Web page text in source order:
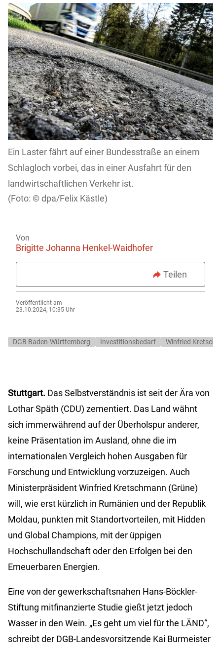
Ein Laster fährt auf einer Bundesstraße an einem
Schlagloch vorbei, das in einer Ausfahrt für den
landwirtschaftlichen Verkehr ist.
dpa/Felix Kästle)
Von
Brigitte Johanna Henkel-Waidhofer
Teilen
Veröffentlicht am
23.10.2024, 10:35 Uhr
DGB Baden-Württemberg Investitionsbedarf Winfried
Stuttgart. Das Selbstverständnis ist seit der Ära von
Lothar Späth (CDU) zementiert. Das Land wähnt
sich immerwährend auf der Überholspur anderer,
keine Präsentation im Ausland, ohne die im
internationalen Vergleich hohen Ausgaben für
Forschung und Entwicklung vorzuzeigen. Auch
Ministerpräsident Winfried Kretschmann (Grüne)
will, wie erst kürzlich in Rumänien und der Republik
Moldau, punkten mit Standortvorteilen, mit Hidden
und Global Champions, mit der üppigen
Hochschullandschaft oder den Erfolgen bei den
Erneuerbaren Energien.
Eine von der gewerkschaftsnahen Hans-Böckler-
Stiftung mitfinanzierte Studie gießt jetzt jedoch
Wasser in den Wein. „Es geht um viel für the LÄND“,
schreibt der DGB-Landesvorsitzende Kai Burmeister